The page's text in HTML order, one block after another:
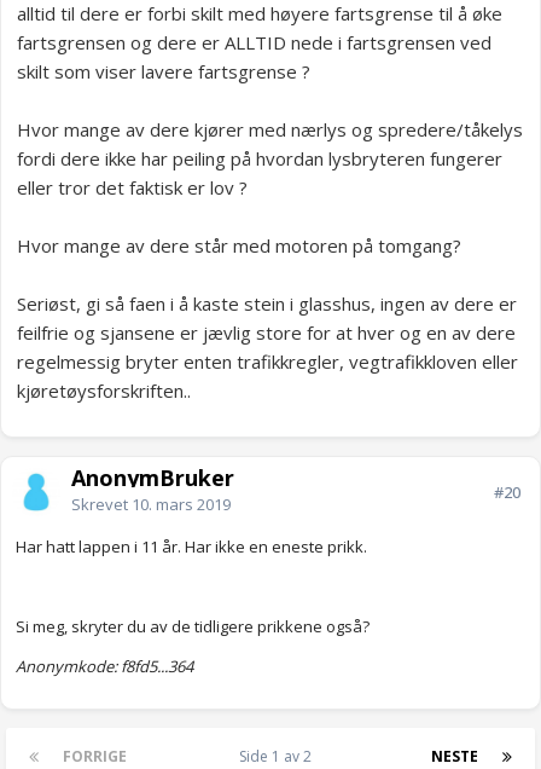
alltid til dere er forbi skilt med høyere fartsgrense til å øke
fartsgrensen og dere er ALLTID nede i fartsgrensen ved
skilt som viser lavere fartsgrense ?
Hvor mange av dere kjører med nærlys og spredere/tåkelys
fordi dere ikke har peiling på hvordan lysbryteren fungerer
eller tror det faktisk er lov ?
Hvor mange av dere står med motoren på tomgang?
Seriøst, gi så faen i å kaste stein i glasshus, ingen av dere er
feilfrie og sjansene er jævlig store for at hver og en av dere
regelmessig bryter enten trafikkregler, vegtrafikkloven eller
kjøretøysforskriften..
AnonymBruker
Skrevet 10. mars 2019
#20
Har hatt lappen i 11 år. Har ikke en eneste prikk.
Si meg, skryter du av de tidligere prikkene også?
Anonymkode: f8fd5...364
FORRIGE NESTE
Side 1 av 2